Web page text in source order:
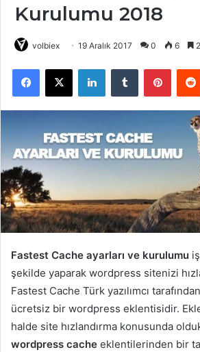
Kurulumu 2018
volbiex 19 Aralık 2017 0 6
Facebook
X LinkedInTumblr
Fastest Cache ayarları ve kurulumu
şekilde yaparak wordpress sitenizi
Fastest Cache Türk yazılımcı
ücretsiz bir wordpress eklentisidir.
halde site hızlandırma konusunda
wordpress cache eklentilerinden bir